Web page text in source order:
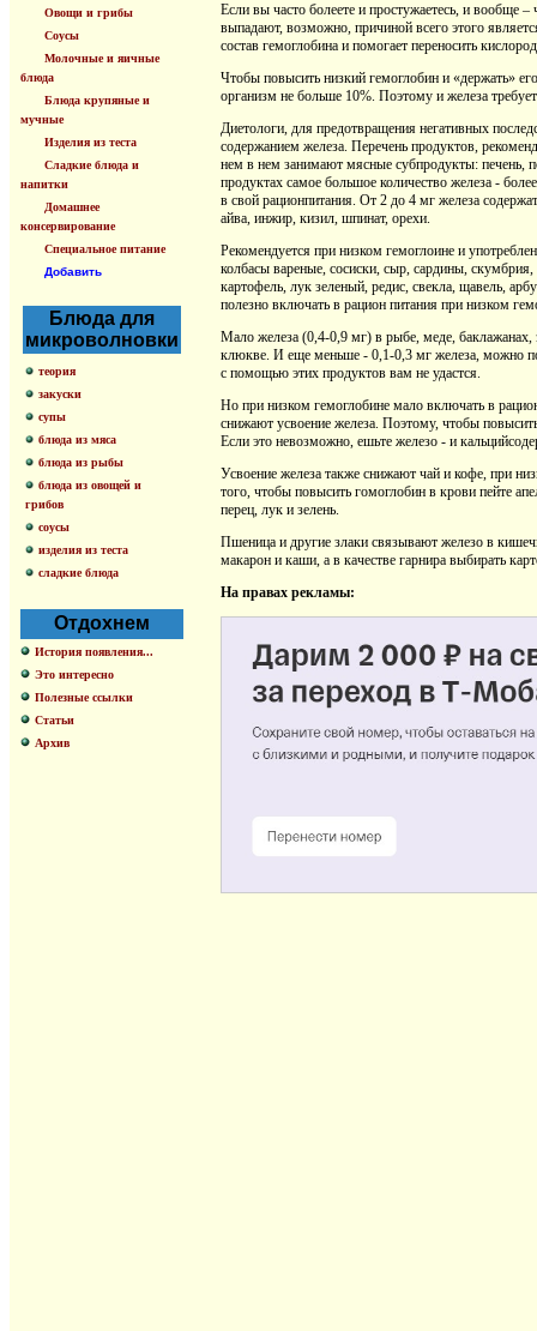
Овощи и грибы
Соусы
Молочные и яичные
блюда
Блюда крупяные и
мучные
Изделия из теста
Сладкие блюда и
напитки
Домашнее
консервирование
Специальное питание
Добавить
Блюда для
микроволновки
теория
закуски
супы
блюда из мяса
блюда из рыбы
блюда из овощей и
грибов
соусы
изделия из теста
сладкие блюда
Отдохнем
История появления...
Это интересно
Полезные ссылки
Статьи
Архив
Если вы часто болеете и простужаетесь, и вообще
выпадают, возможно, причиной всего этого
состав гемоглобина и помогает переносить
Чтобы повысить низкий гемоглобин и «держать»
организм не больше 10%. Поэтому и железа
Диетологи, для предотвращения негативных
содержанием железа. Перечень продуктов,
нем в нем занимают мясные субпродукты: печень,
продуктах самое большое количество железа -
в свой рационпитания. От 2 до 4 мг железа
айва, инжир, кизил, шпинат, орехи.
Рекомендуется при низком гемоглоине и
колбасы вареные, сосиски, сыр, сардины,
картофель, лук зеленый, редис, свекла, щавель,
полезно включать в рацион питания при низком
Мало железа (0,4-0,9 мг) в рыбе, меде,
клюкве. И еще меньше - 0,1-0,3 мг железа, можно
с помощью этих продуктов вам не удастся.
Но при низком гемоглобине мало включать в
снижают усвоение железа. Поэтому, чтобы
Если это невозможно, ешьте железо - и
Усвоение железа также снижают чай и кофе, при
того, чтобы повысить гомоглобин в крови пейте
перец, лук и зелень.
Пшеница и другие злаки связывают железо в
макарон и каши, а в качестве гарнира выбирать
На правах рекламы: